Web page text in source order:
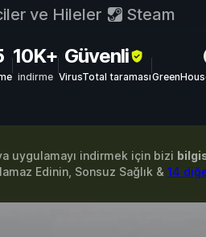
ve Hileler Steam
10K+
indirme
Güvenli
VirusTotal taraması
uygulamayı indirmek için bizi
Edinin, Sonsuz Sağlık & 14